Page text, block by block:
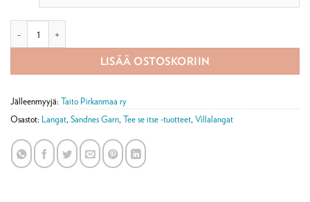
LISÄÄ OSTOSKORIIN
Jälleenmyyjä: Taito Pirkanmaa ry
Osastot: Langat, Sandnes Garn, Tee se itse -tuotteet, Villalangat